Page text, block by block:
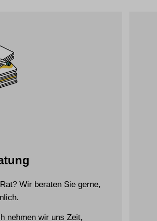
Wir beraten Sie gerne,
nehmen wir uns Zeit,